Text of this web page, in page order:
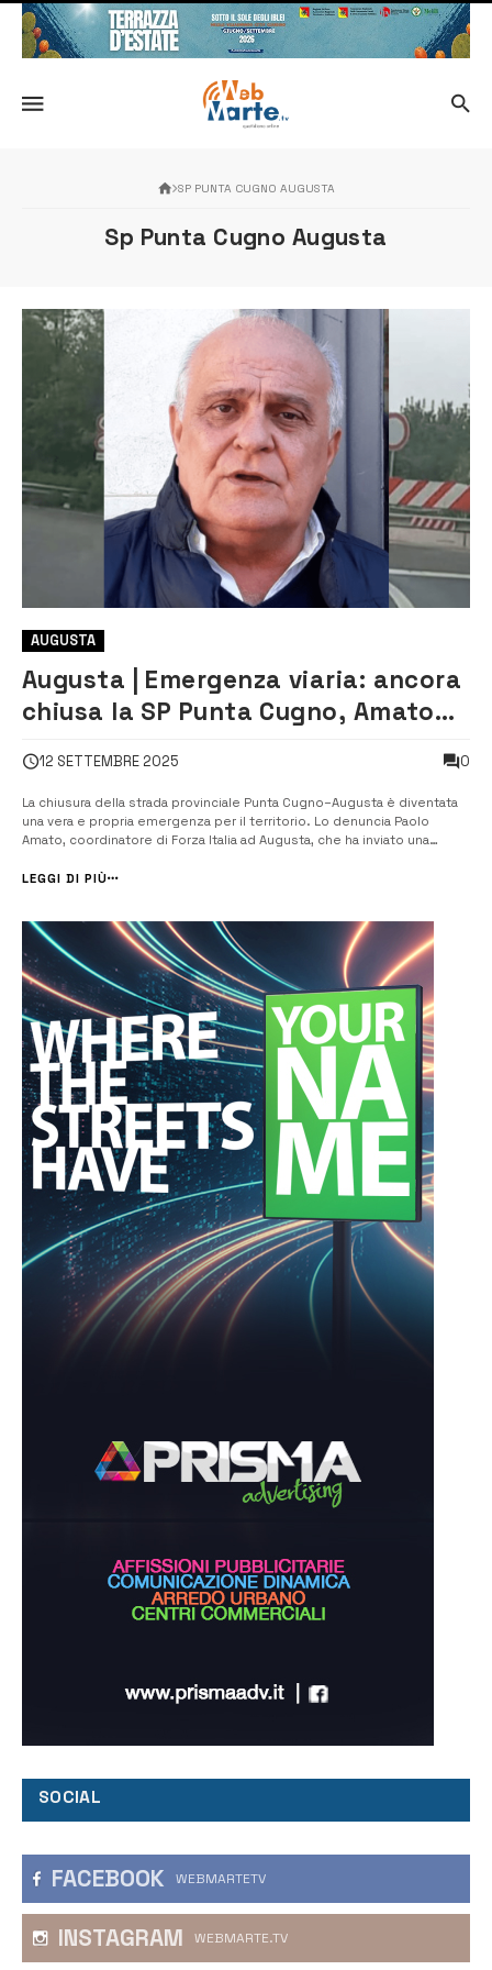
SP PUNTA CUGNO AUGUSTA
Sp Punta Cugno Augusta
AUGUSTA
Augusta | Emergenza viaria: ancora
chiusa la SP Punta Cugno, Amato
12 SETTEMBRE 2025 0
La chiusura della strada provinciale Punta Cugno–Augusta è diventata
una vera e propria emergenza per il territorio. Lo denuncia Paolo
Amato, coordinatore di Forza Italia ad Augusta, che ha inviato una
Giansiracusa, sollecitando un intervento urgente per la riapertura della
LEGGI DI PIÙ
SOCIAL
FACEBOOK WEBMARTETV
INSTAGRAM WEBMARTE.TV